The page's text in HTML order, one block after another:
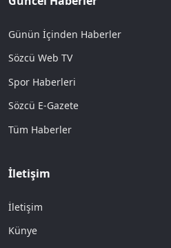
Günün İçinden Haberler
Sözcü Web TV
Spor Haberleri
Sözcü E-Gazete
Tüm Haberler
İletişim
İletişim
Künye